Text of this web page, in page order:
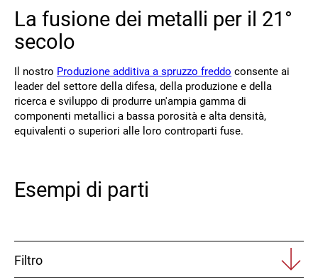
Seguiteci
X Facebook LinkedIn YouTube
La fusione dei metalli per il 21°
secolo
Il nostro Produzione additiva a spruzzo freddo consente ai
leader del settore della difesa, della produzione e della
ricerca e sviluppo di produrre un'ampia gamma di
componenti metallici a bassa porosità e alta densità,
equivalenti o superiori alle loro controparti fuse.
Esempi di parti
Filtro